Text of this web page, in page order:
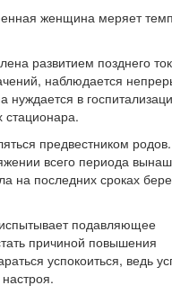
развитием позднего
наблюдается
в
предвестником
всего периода
на последних сроках
подавляющее
причиной повышения
успокоиться, ведь